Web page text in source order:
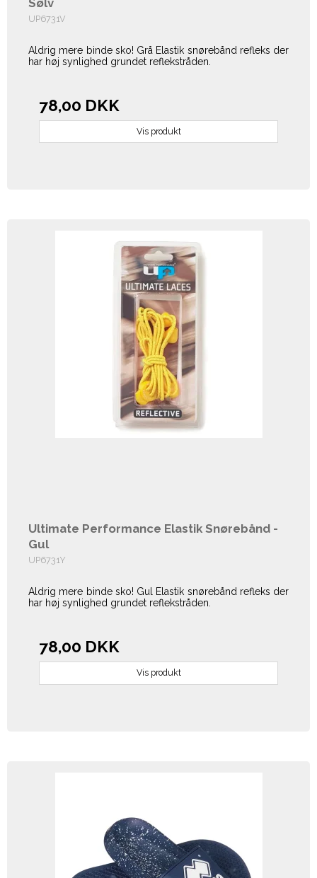
UP6731V
Aldrig mere binde sko! Grå Elastik snørebånd refleks der
har høj synlighed grundet reflekstråden.
78,00 DKK
Vis produkt
Ultimate Performance Elastik Snørebånd -
Gul
UP6731Y
Aldrig mere binde sko! Gul Elastik snørebånd refleks der
har høj synlighed grundet reflekstråden.
78,00 DKK
Vis produkt